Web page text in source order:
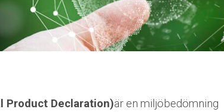
Product Declaration)är en miljöbedömning